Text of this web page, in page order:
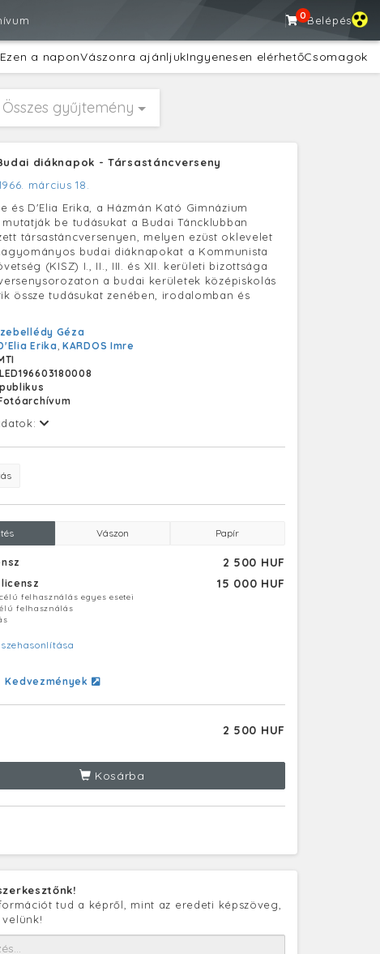
0Belépés
Ezen a naponVászonra ajánljukIngyenesen elérhetőCsomagok
Összes gyűjtemény
diáknapok - Társastáncverseny
március 18.
és D'Elia Erika, a Házmán Kató Gimnázium
be tudásukat a Budai Táncklubban
társastáncversenyen, melyen ezüst oklevelet
budai diáknapokat a Kommunista
(KISZ) I., II., III. és XII. kerületi bizottsága
a budai kerületek középiskolás
össze tudásukat zenében, irodalomban és
Géza
Erika,KARDOS Imre
publikus
Vászon Papír
2 500 HUF
15 000 HUF
felhasználás egyes esetei
felhasználás
Kedvezmények
2 500 HUF
Kosárba
tud a képről, mint az eredeti képszöveg,